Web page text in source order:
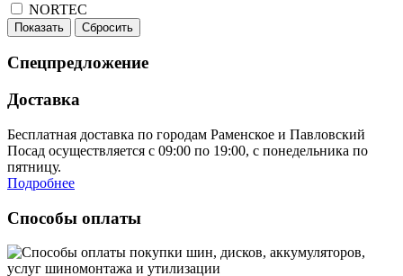
NORTEC
Показать Сбросить
Спецпредложение
Доставка
Бесплатная доставка по городам Раменское и Павловский
Посад осуществляется с 09:00 по 19:00, с понедельника по
пятницу.
Подробнее
Способы оплаты